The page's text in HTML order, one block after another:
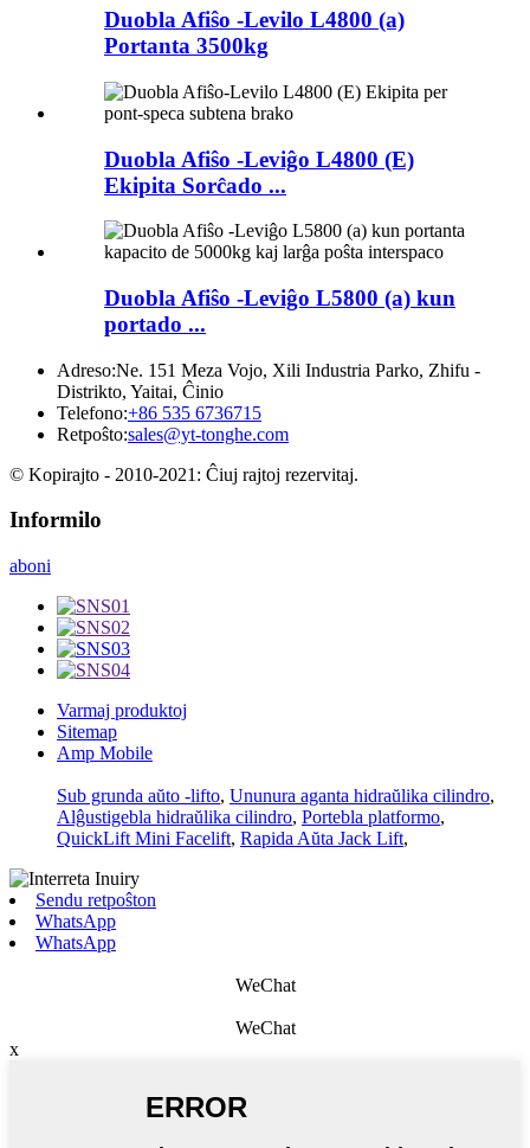
Duobla Afiŝo -Levilo L4800 (a)
Portanta 3500kg
Duobla Afiŝo -Leviĝo L4800 (E)
Ekipita Sorĉado ...
Duobla Afiŝo -Leviĝo L5800 (a) kun
portado ...
Adreso:Ne. 151 Meza Vojo, Xili Industria Parko, Zhifu -
Distrikto, Yaitai, Ĉinio
Telefono:+86 535 6736715
Retpoŝto:sales@yt-tonghe.com
© Kopirajto - 2010-2021: Ĉiuj rajtoj rezervitaj.
Informilo
aboni
Varmaj produktoj
Sitemap
Amp Mobile
Sub grunda aŭto -lifto, Ununura aganta hidraŭlika cilindro,
Alĝustigebla hidraŭlika cilindro, Portebla platformo,
QuickLift Mini Facelift, Rapida Aŭta Jack Lift,
Sendu retpoŝton
WhatsApp
WhatsApp
WeChat
WeChat
x